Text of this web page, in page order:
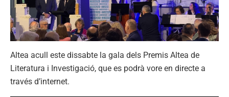
Altea acull este dissabte la gala dels Premis Altea de
Literatura i Investigació, que es podrà vore en directe a
través d’internet.